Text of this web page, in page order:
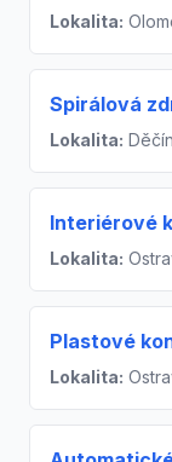
Lokalita:
Spirálová
Lokalita: Děčín
Interiérové
Lokalita:
Plastové
Lokalita: